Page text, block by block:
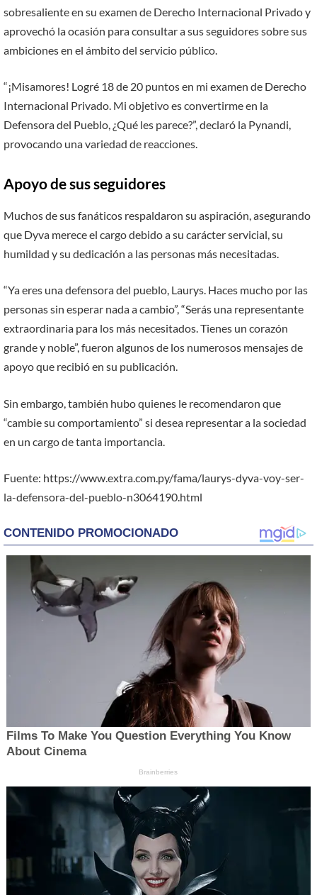
sobresaliente en su examen de Derecho Internacional Privado y
aprovechó la ocasión para consultar a sus seguidores sobre sus
ambiciones en el ámbito del servicio público.
“¡Misamores! Logré 18 de 20 puntos en mi examen de Derecho
Internacional Privado. Mi objetivo es convertirme en la
Defensora del Pueblo, ¿Qué les parece?”, declaró la Pynandi,
provocando una variedad de reacciones.
Apoyo de sus seguidores
Muchos de sus fanáticos respaldaron su aspiración, asegurando
que Dyva merece el cargo debido a su carácter servicial, su
humildad y su dedicación a las personas más necesitadas.
“Ya eres una defensora del pueblo, Laurys. Haces mucho por las
personas sin esperar nada a cambio”, “Serás una representante
extraordinaria para los más necesitados. Tienes un corazón
grande y noble”, fueron algunos de los numerosos mensajes de
apoyo que recibió en su publicación.
Sin embargo, también hubo quienes le recomendaron que
“cambie su comportamiento” si desea representar a la sociedad
en un cargo de tanta importancia.
Fuente: https://www.extra.com.py/fama/laurys-dyva-voy-ser-
la-defensora-del-pueblo-n3064190.html